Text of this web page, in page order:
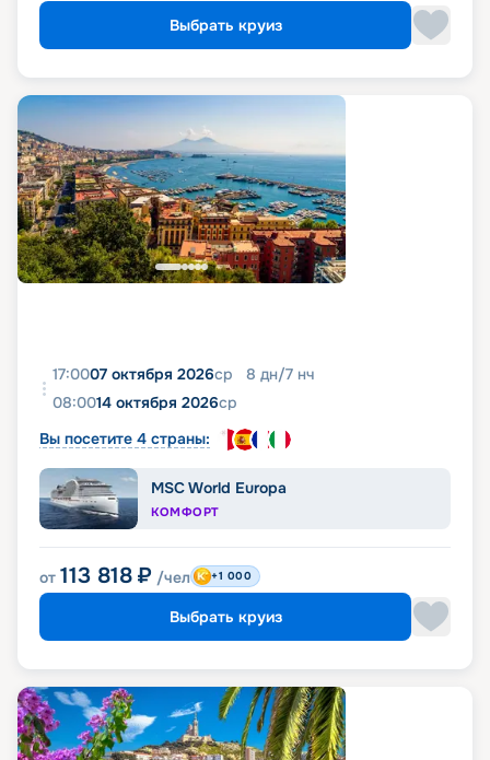
Выбрать круиз
17:0007 октября 2026ср 8 дн/7 нч
08:0014 октября 2026ср
Вы посетите 4 страны:
MSC World Europa
КОМФОРТ
от 113 818 ₽ /чел +1 000
Выбрать круиз